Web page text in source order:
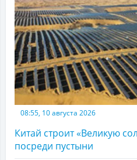
08:55, 10 августа 2026
Китай строит «Великую
посреди пустыни